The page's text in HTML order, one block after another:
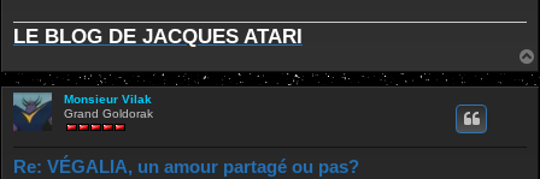
LE BLOG DE JACQUES ATARI
Monsieur Vilak
Grand Goldorak
Re: VÉGALIA, un amour partagé ou pas?